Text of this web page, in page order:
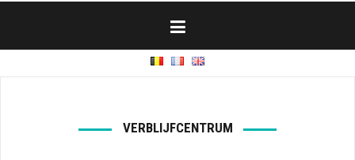
content
VERBLIJFCENTRUM